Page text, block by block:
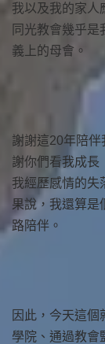
我以及我的家人
同光教會幾乎
義上的母會。
謝謝這20年陪
謝你們看我成長
我經歷感情的
果說，我還算是
路陪伴。
因此，今天這
學院、通過教會